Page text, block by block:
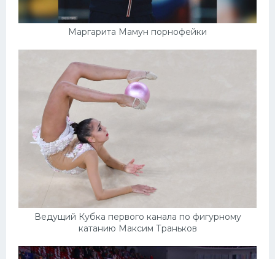
Маргарита Мамун порнофейки
Ведущий Кубка первого канала по фигурному
катанию Максим Траньков